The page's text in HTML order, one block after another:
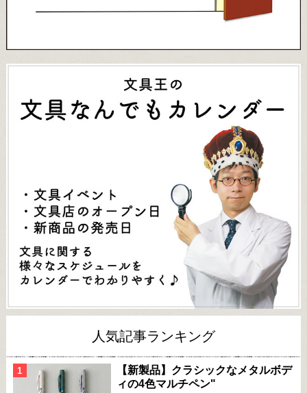
人気記事ランキング
【新製品】クラシックなメタルボデ
ィの4色マルチペン"